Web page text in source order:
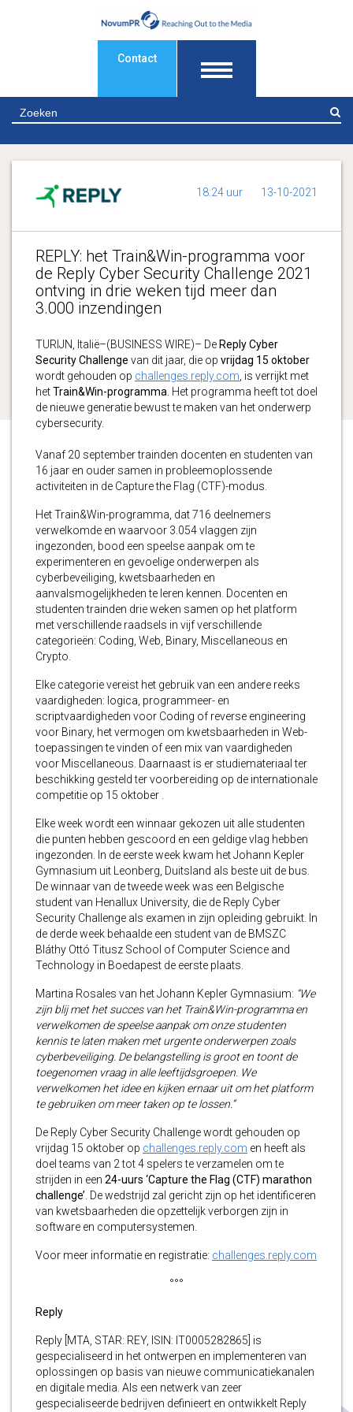
Contact
18:24 uur 13-10-2021
REPLY: het Train&Win-programma voor
de Reply Cyber Security Challenge 2021
ontving in drie weken tijd meer dan
3.000 inzendingen
TURIJN, Italië–(BUSINESS WIRE)– DeReply Cyber
Security Challenge van dit jaar, die op vrijdag 15 oktober
wordt gehouden op challenges.reply.com , is verrijkt met
hetTrain&Win-programma . Het programma heeft tot doel
de nieuwe generatie bewust te maken van het onderwerp
cybersecurity.
Vanaf 20 september trainden docenten en studenten van
16 jaar en ouder samen in probleemoplossende
activiteiten in de Capture the Flag (CTF)-modus.
Het Train&Win-programma, dat 716 deelnemers
verwelkomde en waarvoor 3.054 vlaggen zijn
ingezonden, bood een speelse aanpak om te
experimenteren en gevoelige onderwerpen als
cyberbeveiliging, kwetsbaarheden en
aanvalsmogelijkheden te leren kennen. Docenten en
studenten trainden drie weken samen op het platform
met verschillende raadsels in vijf verschillende
categorieën: Coding, Web, Binary, Miscellaneous en
Crypto.
Elke categorie vereist het gebruik van een andere reeks
vaardigheden: logica, programmeer- en
scriptvaardigheden voor Coding of reverse engineering
voor Binary, het vermogen om kwetsbaarheden in Web-
toepassingen te vinden of een mix van vaardigheden
voor Miscellaneous. Daarnaast is er studiemateriaal ter
beschikking gesteld ter voorbereiding op de internationale
competitie op 15 oktober
Elke week wordt een winnaar gekozen uit alle studenten
die punten hebben gescoord en een geldige vlag hebben
ingezonden. In de eerste week kwam het Johann Kepler
Gymnasium uit Leonberg, Duitsland als beste uit de bus.
De winnaar van de tweede week was een Belgische
student van Henallux University, die de Reply Cyber
Security Challenge als examen in zijn opleiding gebruikt. In
de derde week behaalde een student van de BMSZC
Bláthy Ottó Titusz School of Computer Science and
Technology in Boedapest de eerste plaats.
Martina Rosales van het Johann Kepler Gymnasium: “We
zijn blij met het succes van het Train&Win-programma en
verwelkomen de speelse aanpak om onze studenten
kennis te laten maken met urgente onderwerpen zoals
cyberbeveiliging. De belangstelling is groot en toont de
toegenomen vraag in alle leeftijdsgroepen. We
verwelkomen het idee en kijken ernaar uit om het platform
te gebruiken om meer taken op te lossen.”
De Reply Cyber Security Challenge wordt gehouden op
vrijdag 15 oktober op challenges.reply.com en heeft als
doel teams van 2 tot 4 spelers te verzamelen om te
strijden in een 24-uurs ‘Capture the Flag (CTF) marathon
challenge’ . De wedstrijd zal gericht zijn op het identificeren
van kwetsbaarheden die opzettelijk verborgen zijn in
software en computersystemen.
Voor meer informatie en registratie: challenges.reply.com
°°°
Reply
Reply [MTA, STAR: REY, ISIN: IT0005282865] is
gespecialiseerd in het ontwerpen en implementeren van
oplossingen op basis van nieuwe communicatiekanalen
en digitale media. Als een netwerk van zeer
gespecialiseerde bedrijven definieert en ontwikkelt Reply